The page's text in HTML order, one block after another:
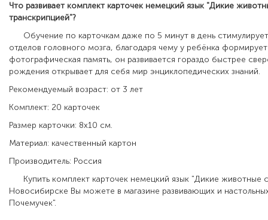
Что развивает комплект карточек немецкий язык "Дикие
транскрипцией"?
Обучение по карточкам даже по 5 минут в день стимулирует
отделов головного мозга, благодаря чему у ребёнка
фотографическая память, он развивается гораздо быстрее
рождения открывает для себя мир энциклопедических знаний.
Рекомендуемый возраст: от 3 лет
Комплект: 20 карточек
Размер карточки: 8х10 см.
Материал: качественный картон
Производитель: Россия
Купить комплект карточек немецкий язык "Дикие животные
Новосибирске Вы можете в магазине развивающих и
Почемучек".